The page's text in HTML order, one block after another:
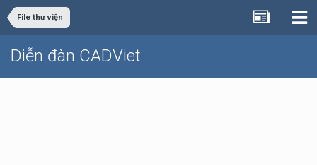
File thư viện
Diễn đàn CADViet